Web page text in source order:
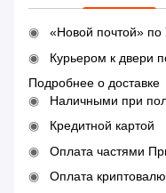
«Новой почтой» по
Курьером к двери
Подробнее о доставке
Наличными при
Кредитной картой
Оплата частями
Оплата